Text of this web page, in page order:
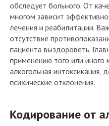
обследует больного. От
многом зависит
лечения и реабилитации.
отсутствие
пациента выздороветь.
применению того или иного
алкогольная интоксикация,
психические отклонения.
Кодирование от